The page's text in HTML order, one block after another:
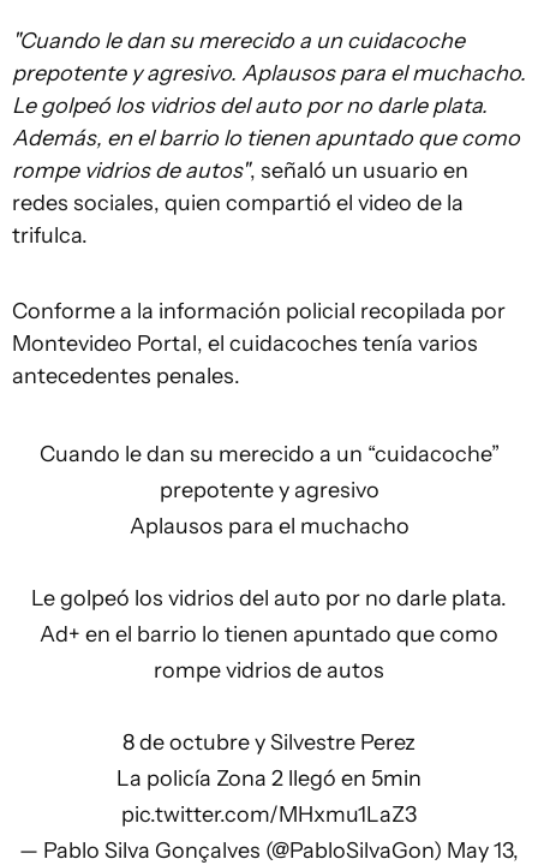
"Cuando le dan su merecido a un cuidacoche
prepotente y agresivo. Aplausos para el muchacho.
Le golpeó los vidrios del auto por no darle plata.
Además, en el barrio lo tienen apuntado que como
rompe vidrios de autos", señaló un usuario en
redes sociales, quien compartió el video de la
trifulca.
Conforme a la información policial recopilada por
Montevideo Portal, el cuidacoches tenía varios
antecedentes penales.
Cuando le dan su merecido a un “cuidacoche”
prepotente y agresivo
Aplausos para el muchacho
Le golpeó los vidrios del auto por no darle plata.
Ad+ en el barrio lo tienen apuntado que como
rompe vidrios de autos
8 de octubre y Silvestre Perez
La policía Zona 2 llegó en 5min
pic.twitter.com/MHxmu1LaZ3
— Pablo Silva Gonçalves (@PabloSilvaGon) May 13,